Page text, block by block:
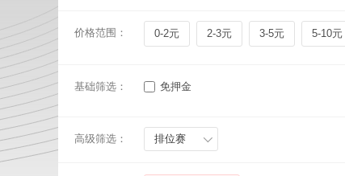
价格范围： 0-2元 2-3元 3-5元 5-10元
基础筛选： 免押金
高级筛选： 排位赛